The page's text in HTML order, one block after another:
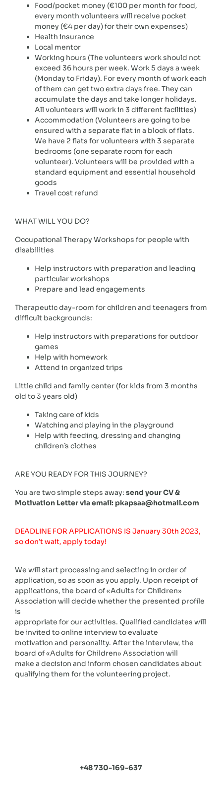
Food/pocket money (€100 per month for food,
every month volunteers will receive pocket
money (€4 per day) for their own expenses)
Health insurance
Local mentor
Working hours (The volunteers work should not
exceed 36 hours per week. Work 5 days a week
(Monday to Friday). For every month of work each
of them can get two extra days free. They can
accumulate the days and take longer holidays.
All volunteers will work in 3 different facilities)
Accommodation (Volunteers are going to be
ensured with a separate flat in a block of flats.
We have 2 flats for volunteers with 3 separate
bedrooms (one separate room for each
volunteer). Volunteers will be provided with a
standard equipment and essential household
goods
Travel cost refund
WHAT WILL YOU DO?
Occupational Therapy Workshops for people with
disabilities
Help instructors with preparation and leading
particular workshops
Prepare and lead engagements
Therapeutic day-room for children and teenagers from
difficult backgrounds:
Help instructors with preparations for outdoor
games
Help with homework
Attend in organized trips
Little child and family center (for kids from 3 months
old to 3 years old)
Taking care of kids
Watching and playing in the playground
Help with feeding, dressing and changing
children’s clothes
ARE YOU READY FOR THIS JOURNEY?
You are two simple steps away: send your CV &
Motivation Letter via email: pkapsaa@hotmail.com
DEADLINE FOR APPLICATIONS IS January 30th 2023,
so don’t wait, apply today!
We will start processing and selecting in order of
application, so as soon as you apply. Upon receipt of
applications, the board of «Adults for Children»
Association will decide whether the presented profile
is
appropriate for our activities. Qualified candidates will
be invited to online interview to evaluate
motivation and personality. After the interview, the
board of «Adults for Children» Association will
make a decision and inform chosen candidates about
qualifying them for the volunteering project.
+48 730-169-637